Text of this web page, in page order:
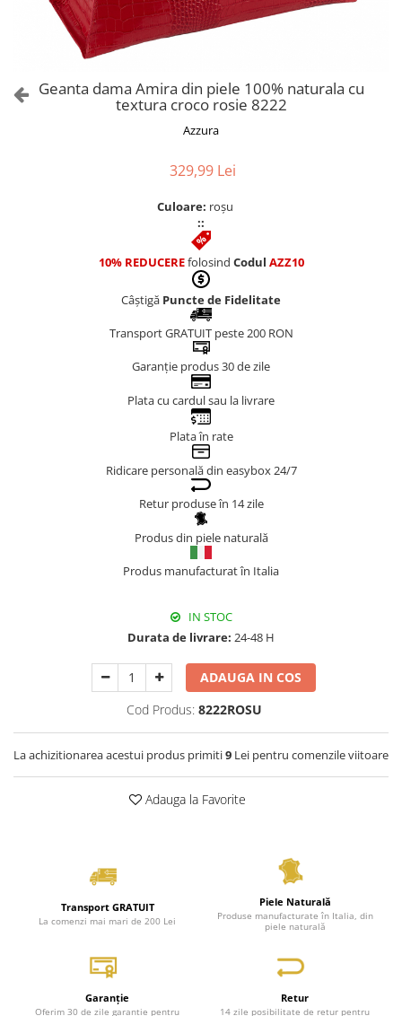
Genti Aurii
Genți Albe
Geanta dama Amira din piele 100% naturala cu
textura croco rosie 8222
Azzura
329,99 Lei
Culoare: roșu
::
10% REDUCEREfolosind Codul AZZ10
Câștigă Puncte de Fidelitate
Transport GRATUIT peste 200 RON
Garanție produs 30 de zile
Plata cu cardul sau la livrare
Plata în rate
Ridicare personală din easybox 24/7
Retur produse în 14 zile
Produs din piele naturală
Produs manufacturat în Italia
IN STOC
Durata de livrare: 24-48 H
ADAUGA IN COS
Cod Produs: 8222ROSU
La achizitionarea acestui produs primiti9 Lei pentru comenzile viitoare
Adauga la Favorite
Transport GRATUIT
La comenzi mai mari de 200 Lei
Piele Naturală
Produse manufacturate în Italia, din
piele naturală
Garanție
Oferim 30 de zile garanție pentru
Retur
14 zile posibilitate de retur pentru